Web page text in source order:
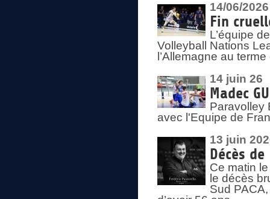
14/06/2026
Fin
L’équipe
Volleyball Nations
l’Allemagne au
14 juin 26
Madec
Paravolley
avec l'Equipe de
13 juin
Décès de
Ce matin
le décès
Sud